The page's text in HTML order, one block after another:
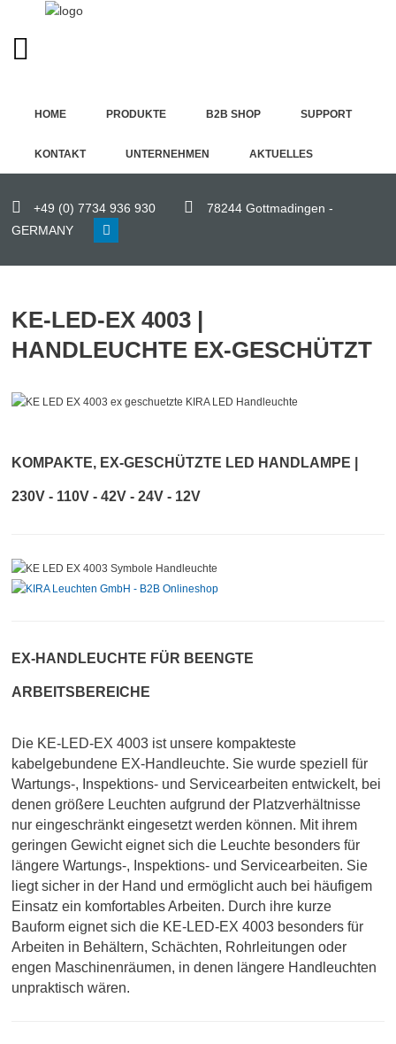
Home
Produkte
Shop
Unternehmen
Aktuelles
HOME PRODUKTE B2B SHOP SUPPORT
KONTAKT UNTERNEHMEN AKTUELLES
+49 (0) 7734 936 930
78244 Gottmadingen -
GERMANY
KE-LED-EX 4003 |
HANDLEUCHTE EX-GESCHÜTZT
KOMPAKTE, EX-GESCHÜTZTE LED HANDLAMPE |
230V - 110V - 42V - 24V - 12V
EX-HANDLEUCHTE FÜR BEENGTE
ARBEITSBEREICHE
Die KE-LED-EX 4003 ist unsere kompakteste
kabelgebundene EX-Handleuchte. Sie wurde speziell für
Wartungs-, Inspektions- und Servicearbeiten entwickelt, bei
denen größere Leuchten aufgrund der Platzverhältnisse
nur eingeschränkt eingesetzt werden können. Mit ihrem
geringen Gewicht eignet sich die Leuchte besonders für
längere Wartungs-, Inspektions- und Servicearbeiten. Sie
liegt sicher in der Hand und ermöglicht auch bei häufigem
Einsatz ein komfortables Arbeiten. Durch ihre kurze
Bauform eignet sich die KE-LED-EX 4003 besonders für
Arbeiten in Behältern, Schächten, Rohrleitungen oder
engen Maschinenräumen, in denen längere Handleuchten
unpraktisch wären.